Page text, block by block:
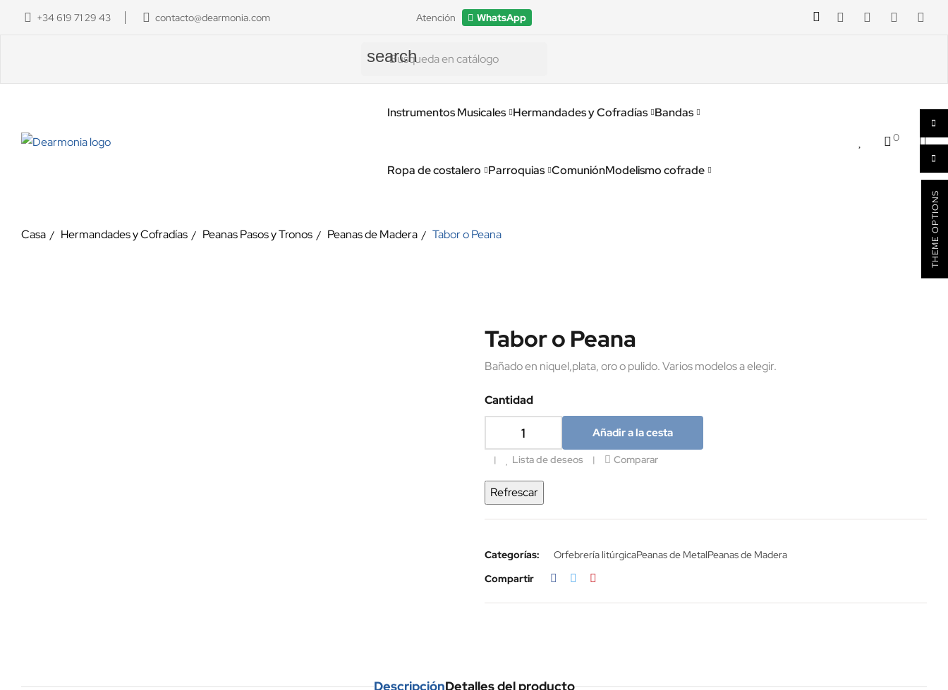
+34 619 71 29 43 contacto@dearmonia.com Atención WhatsApp
search
Instrumentos Musicales Hermandades y Cofradías Bandas
Ropa de costalero Parroquias ComuniónModelismo cofrade
0
Casa Hermandades y Cofradías Peanas Pasos y Tronos Peanas de Madera Tabor o Peana
Tabor o Peana
Bañado en niquel,plata, oro o pulido. Varios modelos a elegir.
Cantidad
Añadir a la cesta
Lista de deseos Comparar
Categorías: Orfebrería litúrgicaPeanas de MetalPeanas de Madera
Compartir
DescripciónDetalles del producto
THEME OPTIONS